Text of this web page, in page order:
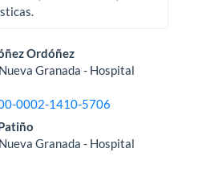
Ordóñez
Granada - Hospital
0002-1410-5706
Granada - Hospital